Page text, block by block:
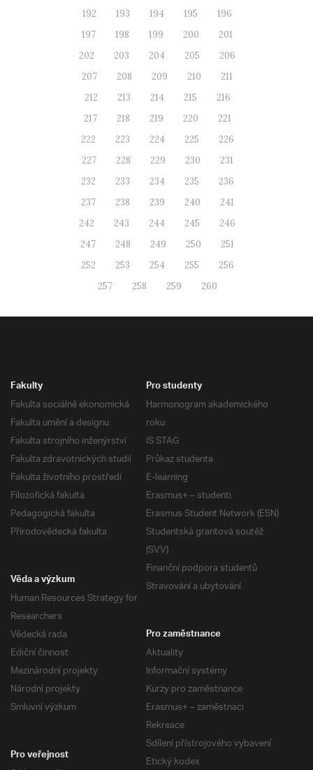
192
193 194 195
196
197
198 199 200
201
202
203 204 205
206
207
208 209 210
211
212
213 214 215
216
217
218 219 220
221
222
223 224 225
226
227
228 229 230
231
232
233 234 235
236
237
238 239 240
241
242
243 244 245
246
247
248 249 250
251
252
253 254 255
256
257
258 259 260
Fakulty
Fakulta sociálně ekonomická
Fakulta umění a designu
Fakulta strojního inženýrství
Fakulta zdravotnických studií
Fakulta životního prostředí
Filozofická fakulta
Pedagogická fakulta
Přírodovědecká fakulta
Pro studenty
Harmonogram akademického
roku
IS STAG
Průkaz studenta
E-learning
Erasmus+ – studenti
Erasmus Student Network (ESN)
Studentská grantová soutěž
(SVV)
Finanční podpora studentů
Stravování a ubytování
Věda a výzkum
Human Resources Strategy for
Researchers
Vědecká rada
Ediční činnost
Mezinárodní projekty
Národní projekty
Smluvní výzkum
Pro zaměstnance
Aktuality
Informační systémy
Kurzy pro zaměstnance
Erasmus+ – zaměstnaci
Rekreace
Sdílení přístrojového vybavení
Etický kodex
Pro veřejnost